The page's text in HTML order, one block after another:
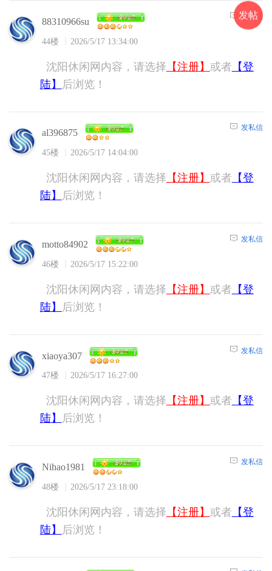
88310966su
44楼 2026/5/17 13:34:00
发私信
沈阳休闲网内容，请选择 【注册】 或者 【登
陆】
后浏览！
al396875
45楼 2026/5/17 14:04:00
发私信
沈阳休闲网内容，请选择 【注册】 或者 【登
陆】
后浏览！
motto84902
46楼 2026/5/17 15:22:00
发私信
沈阳休闲网内容，请选择 【注册】 或者 【登
陆】
后浏览！
xiaoya307
47楼 2026/5/17 16:27:00
发私信
沈阳休闲网内容，请选择 【注册】 或者 【登
陆】
后浏览！
Nihao1981
48楼 2026/5/17 23:18:00
发私信
沈阳休闲网内容，请选择 【注册】 或者 【登
陆】
后浏览！
发帖